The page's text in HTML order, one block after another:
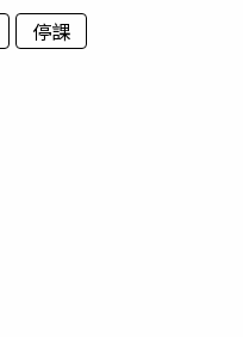
停課